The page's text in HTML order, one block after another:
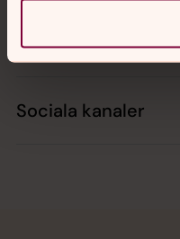
Hitta snabbt
Sociala kanaler